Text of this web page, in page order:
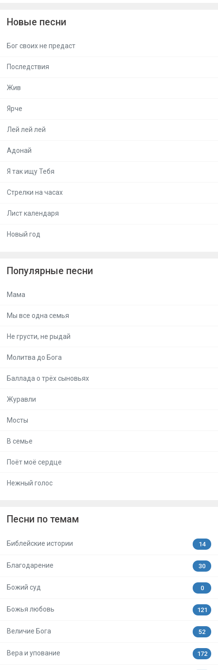
Новые песни
Бог своих не предаст
Последствия
Жив
Ярче
Лей лей лей
Адонай
Я так ищу Тебя
Стрелки на часах
Лист календаря
Новый год
Популярные песни
Мама
Мы все одна семья
Не грусти, не рыдай
Молитва до Бога
Баллада о трёх сыновьях
Журавли
Мосты
В семье
Поёт моё сердце
Нежный голос
Песни по темам
Библейские истории 14
Благодарение 30
Божий суд 0
Божья любовь 121
Величие Бога 52
Вера и упование 172